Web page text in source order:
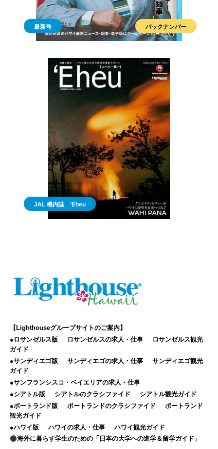
最新号 バックナンバー
JAL 機内誌 'Eheu
【Lighthouseグループサイトのご案内】
●ロサンゼルス版
ロサンゼルスの求人・仕事
ロサンゼルス観光
ガイド
●サンディエゴ版
サンディエゴの求人・仕事
サンディエゴ観光
ガイド
●サンフランシスコ・ベイエリアの求人・仕事
●シアトル版
シアトルのクラシファイド
シアトル観光ガイド
●ポートランド版
ポートランドのクラシファイド
ポートランド
観光ガイド
●ハワイ版
ハワイの求人・仕事
ハワイ観光ガイド
海外に暮らす学生のための「日本の大学への進学＆留学ガイド」